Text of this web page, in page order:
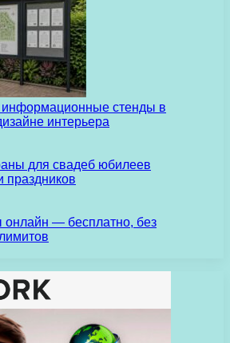
стенды в
интерьера
для свадеб юбилеев
праздников
онлайн — бесплатно, без